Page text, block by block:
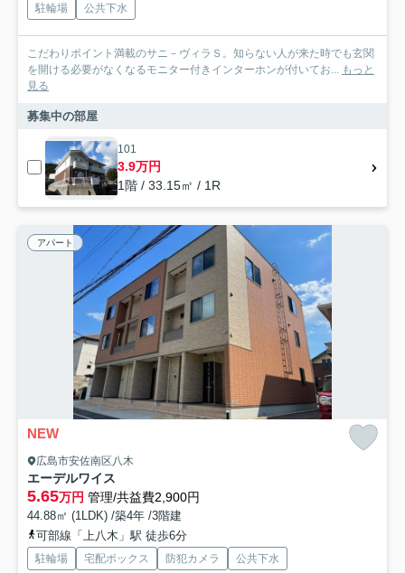
駐輪場 公共下水
こだわりポイント満載のサニ－ヴィラＳ。知らない人が来た時でも玄関
を開ける必要がなくなるモニター付きインターホンが付いてお... もっと
見る
募集中の部屋
101
3.9万円
1階 / 33.15㎡ / 1R
アパート
NEW
広島市安佐南区八木
エーデルワイス
5.65万円 管理/共益費2,900円
44.88㎡ (1LDK) /築4年 /3階建
可部線「上八木」駅 徒歩6分
駐輪場 宅配ボックス 防犯カメラ 公共下水